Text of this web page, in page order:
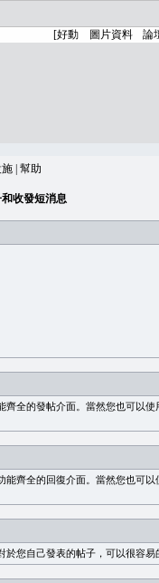
幫助
收發短消息
全的發帖介面。當然您也可以
齊全的回復介面。當然您也可
您自己發表的帖子，可以很容